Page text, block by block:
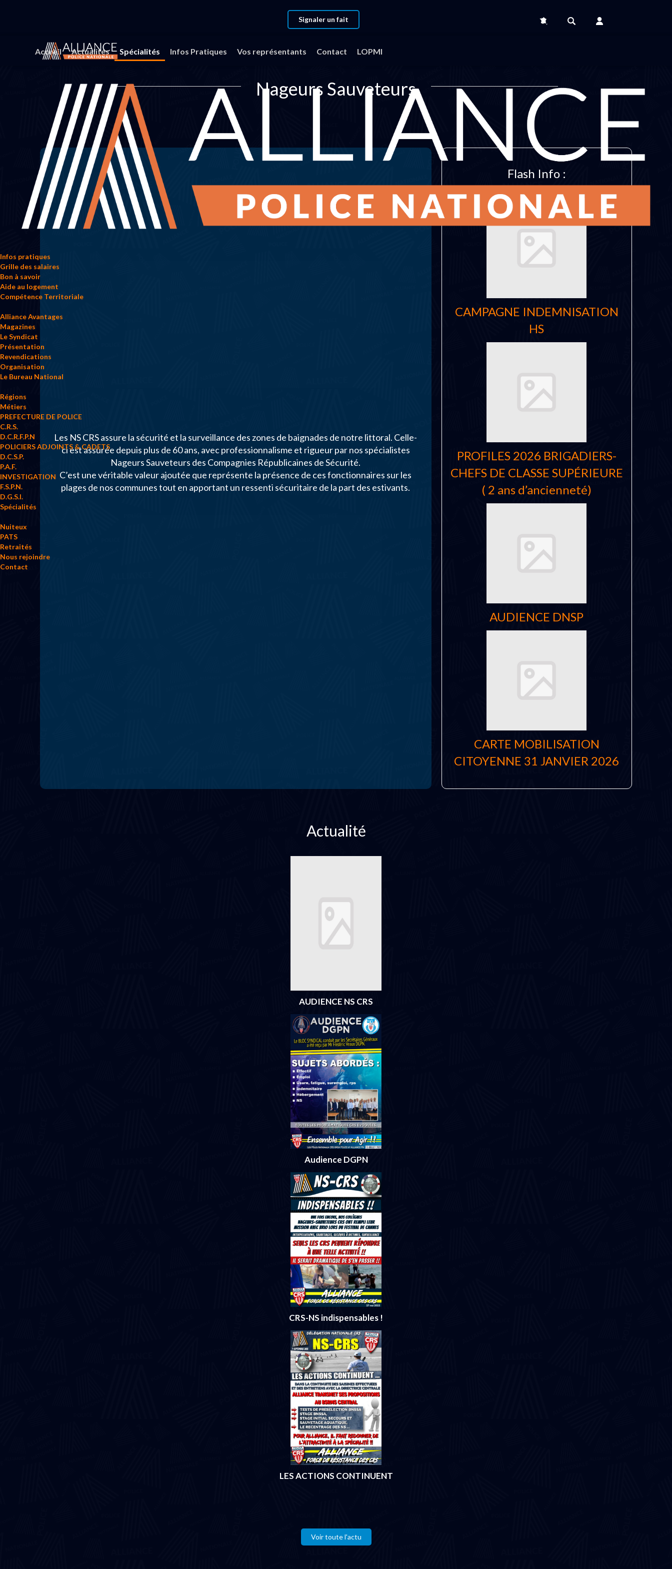
Signaler un fait
Accueil Actualités Spécialités Infos Pratiques Vos représentants Contact LOPMI
Infos pratiques
Grille des salaires
Bon à savoir
Aide au logement
Compétence Territoriale
Alliance Avantages
Magazines
Le Syndicat
Présentation
Revendications
Organisation
Le Bureau National
Régions
Métiers
PREFECTURE DE POLICE
C.R.S.
D.C.R.F.P.N
POLICIERS ADJOINTS & CADETS
D.C.S.P.
P.A.F.
INVESTIGATION
F.S.P.N.
D.G.S.I.
Spécialités
Nuiteux
PATS
Retraités
Nous rejoindre
Contact
Nageurs Sauveteurs
Les NS CRS assure la sécurité et la surveillance des zones de baignades de notre littoral. Celle-
ci est assurée depuis plus de 60 ans, avec professionnalisme et rigueur par nos spécialistes
Nageurs Sauveteurs des Compagnies Républicaines de Sécurité.
C’est une véritable valeur ajoutée que représente la présence de ces fonctionnaires sur les
plages de nos communes tout en apportant un ressenti sécuritaire de la part des estivants.
Flash Info :
CAMPAGNE INDEMNISATION
HS
PROFILES 2026 BRIGADIERS-
CHEFS DE CLASSE SUPÉRIEURE
( 2 ans d’ancienneté)
AUDIENCE DNSP
CARTE MOBILISATION
CITOYENNE 31 JANVIER 2026
Actualité
AUDIENCE NS CRS
Audience DGPN
CRS-NS indispensables !
LES ACTIONS CONTINUENT
Voir toute l'actu